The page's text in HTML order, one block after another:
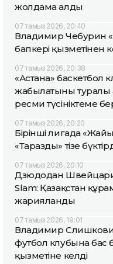
жолдама алды
07 тамыз 2026, 20:40
Владимир Чебурин
бапкері қызметінен
07 тамыз 2026, 20:38
«Астана» баскетбол
жабылатыны туралы
ресми түсініктеме
07 тамыз 2026, 20:20
Бірінші лигада
«Таразды» тізе
07 тамыз 2026, 20:10
Дзюдодан
Slam: Қазақстан
жарияланды
07 тамыз 2026, 19:01
Владимир Слишкович
футбол клубына бас
қызметіне келді